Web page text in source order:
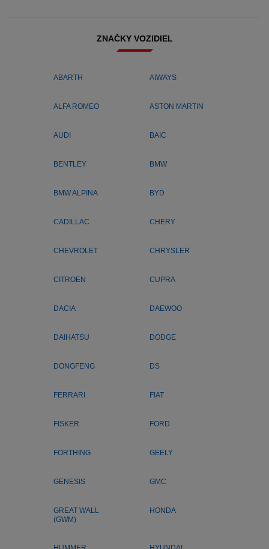
ZNAČKY VOZIDIEL
ABARTH AIWAYS
ALFA ROMEO ASTON MARTIN
AUDI BAIC
BENTLEY BMW
BMW ALPINA BYD
CADILLAC CHERY
CHEVROLET CHRYSLER
CITROEN CUPRA
DACIA DAEWOO
DAIHATSU DODGE
DONGFENG DS
FERRARI FIAT
FISKER FORD
FORTHING GEELY
GENESIS GMC
GREAT WALL
(GWM)
HONDA